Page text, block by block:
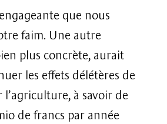
que nous
faim. Une autre
plus concrète, aurait
les effets délétères de
l’agriculture, à savoir de
de francs par année